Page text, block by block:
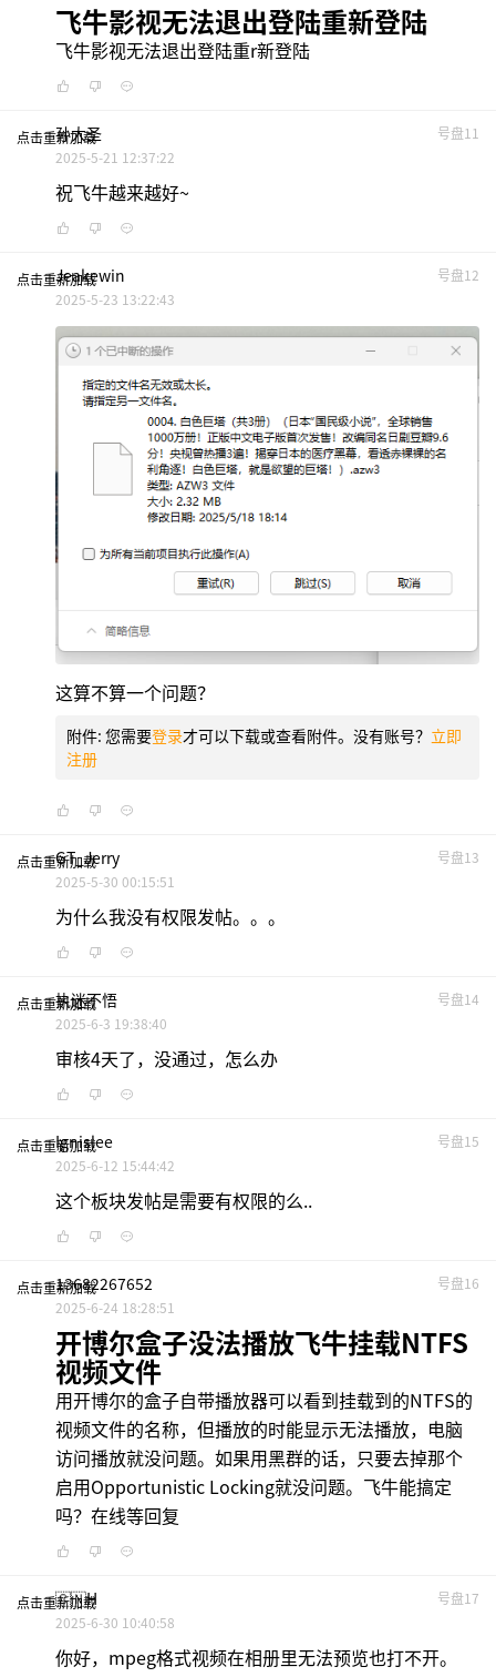
飞牛影视无法退出登陆重新登陆
飞牛影视无法退出登陆重r新登陆
点击重新加载 号盘11
孙大圣
2025-5-21 12:37:22
祝飞牛越来越好~
点击重新加载 号盘12
Jeakewin
2025-5-23 13:22:43
这算不算一个问题？
附件: 您需要登录才可以下载或查看附件。没有账号？ 立即
注册
点击重新加载 号盘13
GT_Jerry
2025-5-30 00:15:51
为什么我没有权限发帖。。。
点击重新加载 号盘14
执迷不悟
2025-6-3 19:38:40
审核4天了，没通过，怎么办
点击重新加载 号盘15
Ignislee
2025-6-12 15:44:42
这个板块发帖是需要有权限的么..
点击重新加载 号盘16
13682267652
2025-6-24 18:28:51
开博尔盒子没法播放飞牛挂载NTFS
视频文件
用开博尔的盒子自带播放器可以看到挂载到的NTFS的
视频文件的名称，但播放的时能显示无法播放，电脑
访问播放就没问题。如果用黑群的话，只要去掉那个
启用Opportunistic Locking就没问题。飞牛能搞定
吗？在线等回复
点击重新加载 号盘17
🇨🇳H
2025-6-30 10:40:58
你好，mpeg格式视频在相册里无法预览也打不开。